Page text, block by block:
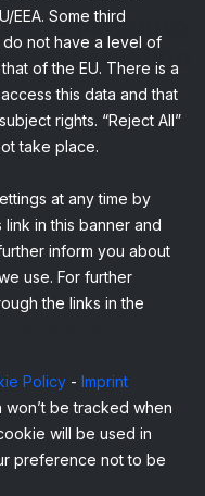
EEA. Some third
do not have a level of
of the EU. There is a
this data and that
rights. “Reject All”
take place.
at any time by
in this banner and
inform you about
use. For further
the links in the
Policy - Imprint
be tracked when
will be used in
preference not to be
2014, punto
latino
en Buenos
evento de
Durante este
imprescindible de
mercados de